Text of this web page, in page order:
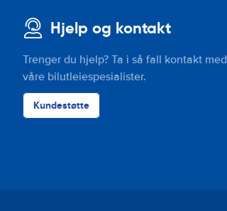
Hjelp og kontakt
Trenger du hjelp? Ta i så fall kontakt med
våre bilutleiespesialister.
Kundestøtte